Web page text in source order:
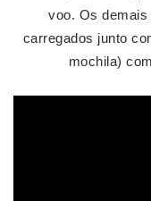
voo. Os
carregados junto
mochila)